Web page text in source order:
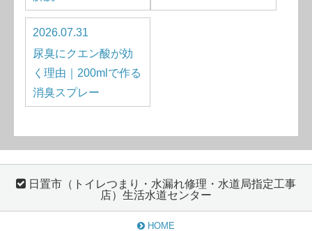
2026.07.31
尿臭にクエン酸が効
く理由｜200mlで作る
消臭スプレー
日置市（トイレつまり・水漏れ修理・水道局指定工事
店）生活水道センター
HOME